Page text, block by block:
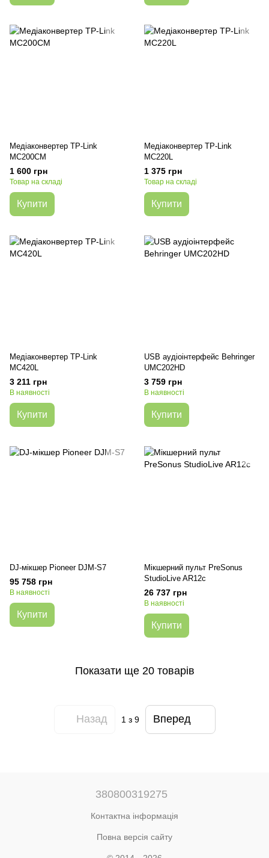
Медіаконвертер TP-Link
MC200CM
1 600 грн
Товар на складі
Купити
Медіаконвертер TP-Link
MC220L
1 375 грн
Товар на складі
Купити
Медіаконвертер TP-Link
MC420L
3 211 грн
В наявності
Купити
USB аудіоінтерфейс Behringer
UMC202HD
3 759 грн
В наявності
Купити
DJ-мікшер Pioneer DJM-S7
95 758 грн
В наявності
Купити
Мікшерний пульт PreSonus
StudioLive AR12c
26 737 грн
В наявності
Купити
Показати ще 20 товарів
Назад 1 з 9 Вперед
380800319275
Контактна інформація
Повна версія сайту